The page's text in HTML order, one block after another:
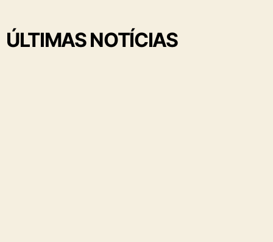
ÚLTIMAS NOTÍCIAS